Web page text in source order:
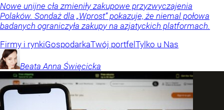
Nowe unijne cła zmieniły zakupowe przyzwyczajenia
Polaków. Sondaż dla „Wprost” pokazuje, że niemal połowa
badanych ograniczyła zakupy na azjatyckich platformach.
Firmy i rynkiGospodarkaTwój portfelTylko u Nas
Beata Anna Święcicka